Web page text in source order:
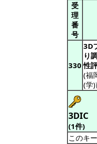
受
理
番
号
330
3D
り
性
(福
(学
3DIC
(1件)
このキ